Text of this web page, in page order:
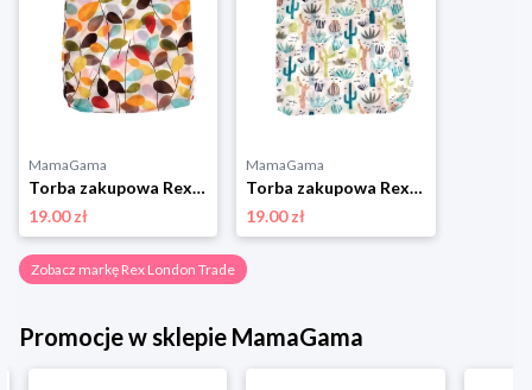
MamaGama
Torba zakupowa Rex London - listki Rex london trade
19.00 zł
MamaGama
Torba zakupowa Rex London - kaktusy Rex london trade
19.00 zł
Zobacz markę Rex London Trade
Promocje w sklepie MamaGama